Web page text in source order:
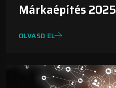
Márkaépítés 2025
OLVASD EL